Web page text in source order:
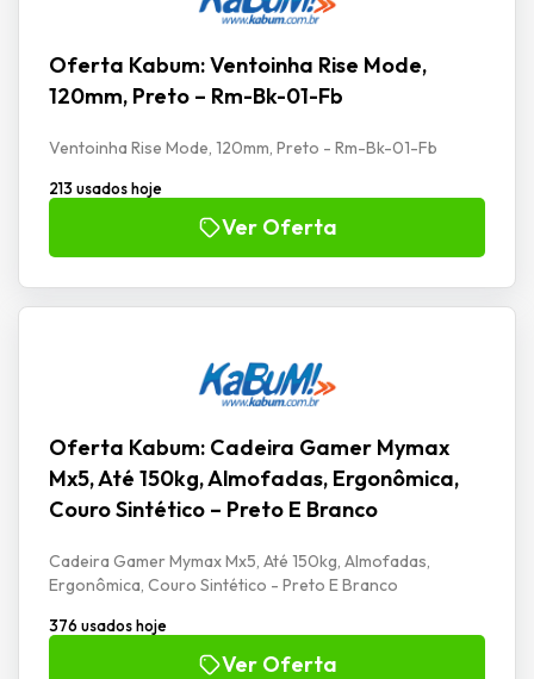
Oferta Kabum: Ventoinha Rise Mode,
120mm, Preto – Rm-Bk-01-Fb
Ventoinha Rise Mode, 120mm, Preto - Rm-Bk-01-Fb
213 usados hoje
Ver Oferta
Oferta Kabum: Cadeira Gamer Mymax
Mx5, Até 150kg, Almofadas, Ergonômica,
Couro Sintético – Preto E Branco
Cadeira Gamer Mymax Mx5, Até 150kg, Almofadas,
Ergonômica, Couro Sintético - Preto E Branco
376 usados hoje
Ver Oferta